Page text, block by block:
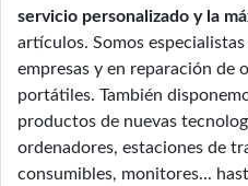
servicio personalizado y la
artículos. Somos
empresas y en reparación de
portátiles. También
productos de nuevas
ordenadores, estaciones de
consumibles, monitores...